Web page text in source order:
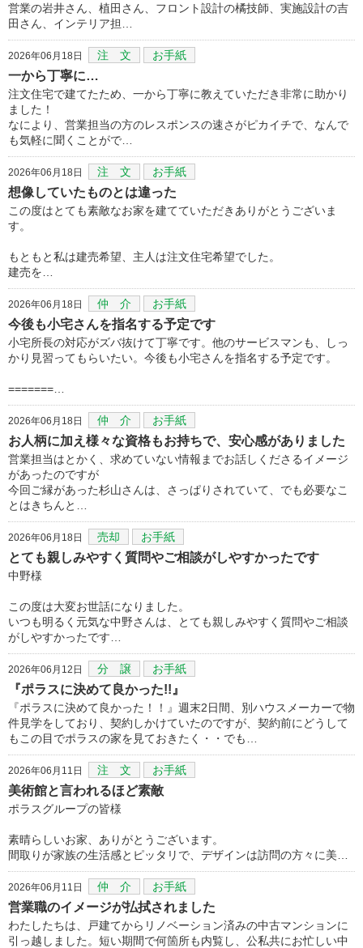
営業の岩井さん、植田さん、フロント設計の橘技師、実施設計の吉
田さん、インテリア担…
2026年06月18日 注 文 お手紙
一から丁寧に…
注文住宅で建てたため、一から丁寧に教えていただき非常に助かり
ました！
なにより、営業担当の方のレスポンスの速さがピカイチで、なんで
も気軽に聞くことがで…
2026年06月18日 注 文 お手紙
想像していたものとは違った
この度はとても素敵なお家を建てていただきありがとうございま
す。
もともと私は建売希望、主人は注文住宅希望でした。
建売を…
2026年06月18日 仲 介 お手紙
今後も小宅さんを指名する予定です
小宅所長の対応がズバ抜けて丁寧です。他のサービスマンも、しっ
かり見習ってもらいたい。今後も小宅さんを指名する予定です。
=======…
2026年06月18日 仲 介 お手紙
お人柄に加え様々な資格もお持ちで、安心感がありました
営業担当はとかく、求めていない情報までお話しくださるイメージ
があったのですが
今回ご縁があった杉山さんは、さっぱりされていて、でも必要なこ
とはきちんと…
2026年06月18日 売却 お手紙
とても親しみやすく質問やご相談がしやすかったです
中野様
この度は大変お世話になりました。
いつも明るく元気な中野さんは、とても親しみやすく質問やご相談
がしやすかったです…
2026年06月12日 分 譲 お手紙
『ポラスに決めて良かった!!』
『ポラスに決めて良かった！！』週末2日間、別ハウスメーカーで物
件見学をしており、契約しかけていたのですが、契約前にどうして
もこの目でポラスの家を見ておきたく・・でも…
2026年06月11日 注 文 お手紙
美術館と言われるほど素敵
ポラスグループの皆様
素晴らしいお家、ありがとうございます。
間取りが家族の生活感とピッタリで、デザインは訪問の方々に美…
2026年06月11日 仲 介 お手紙
営業職のイメージが払拭されました
わたしたちは、戸建てからリノベーション済みの中古マンションに
引っ越しました。短い期間で何箇所も内覧し、公私共にお忙しい中